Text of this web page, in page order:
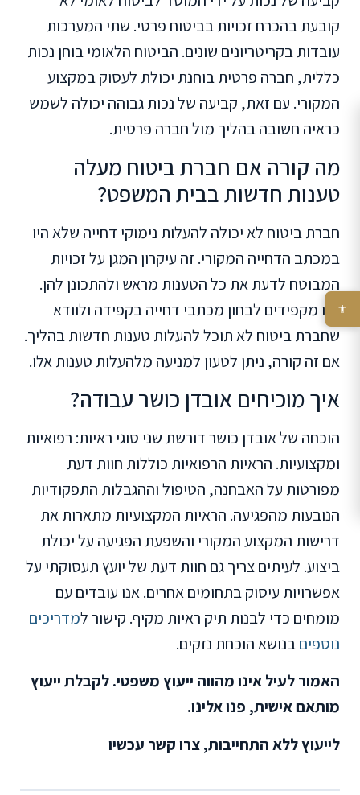
קובעת בהכרח זכויות בביטוח פרטי. שתי המערכות
עובדות בקריטריונים שונים. הביטוח הלאומי בוחן נכות
כללית, חברה פרטית בוחנת יכולת לעסוק במקצוע
המקורי. עם זאת, קביעה של נכות גבוהה יכולה לשמש
כראיה חשובה בהליך מול חברה פרטית.
מה קורה אם חברת ביטוח מעלה
טענות חדשות בבית המשפט?
חברת ביטוח לא יכולה להעלות נימוקי דחייה שלא היו
במכתב הדחייה המקורי. זה עיקרון המגן על זכויות
המבוטח לדעת את כל הטענות מראש ולהתכונן להן.
אנו מקפידים לבחון מכתבי דחייה בקפידה ולוודא
שחברת ביטוח לא תוכל להעלות טענות חדשות בהליך.
אם זה קורה, ניתן לטעון למניעה מלהעלות טענות אלו.
איך מוכיחים אובדן כושר עבודה?
הוכחה של אובדן כושר דורשת שני סוגי ראיות: רפואיות
ומקצועיות. הראיות הרפואיות כוללות חוות דעת
מפורטות על האבחנה, הטיפול וההגבלות התפקודיות
הנובעות מהפגיעה. הראיות המקצועיות מתארות את
דרישות המקצוע המקורי והשפעת הפגיעה על יכולת
ביצוע. לעיתים צריך גם חוות דעת של יועץ תעסוקתי על
אפשרויות עיסוק בתחומים אחרים. אנו עובדים עם
מומחים כדי לבנות תיק ראיות מקיף. קישור למדריכים
נוספיםבנושא הוכחת נזקים.
האמור לעיל אינו מהווה ייעוץ משפטי. לקבלת ייעוץ
מותאם אישית, פנו אלינו.
לייעוץ ללא התחייבות, צרו קשר עכשיו